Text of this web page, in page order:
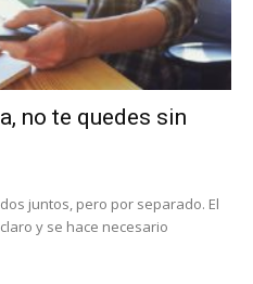
no te quedes sin
juntos, pero por separado. El
y se hace necesario